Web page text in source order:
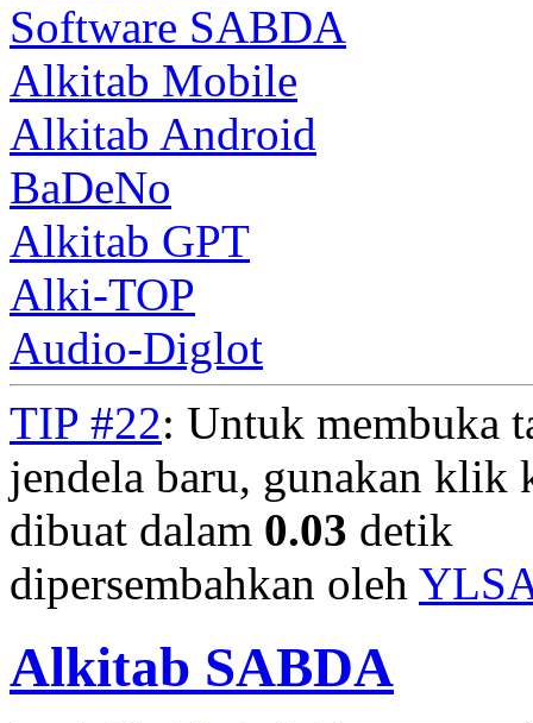
Software SABDA
Alkitab Mobile
Alkitab Android
BaDeNo
Alkitab GPT
Alki-TOP
Audio-Diglot
TIP #22: Untuk membuka
jendela baru, gunakan klik
dibuat dalam 0.03 detik
dipersembahkan oleh
Alkitab SABDA